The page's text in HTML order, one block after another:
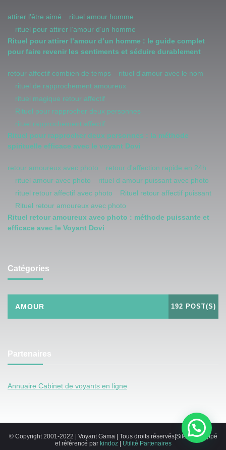
attirer l’être aimé
rituel amour homme
rituel pour attirer l’amour d’un homme
Rituel pour attirer l’amour d’un homme : le guide complet
pour faire revenir les sentiments et séduire durablement
retour affectif combien de temps
rituel d'amour avec le nom
rituel de rapprochement amoureux
rituel magique retour affectif
Rituel pour rapprocher deux personnes
rituel rapprochement affectif
Rituel pour rapprocher deux personnes : la méthode
spirituelle efficace avec le voyant Dovi
retour amoureux avec photo
retour d'affection rapide en 24h
rituel amour avec photo
rituel d amour puissant avec photo
rituel retour affectif avec photo
Rituel retour affectif puissant
Rituel retour amoureux avec photo
Rituel retour amoureux avec photo : méthode puissante et
efficace avec le Voyant Dovi
Catégories
AMOUR 192 POST(S)
Partenaires
Annuaire Cabinet de voyants en ligne
© Copyright 2001-2022 | Voyant Gama | Tous droits réservés|Site développé
et référencé par kindoz| Utilité Partenaires